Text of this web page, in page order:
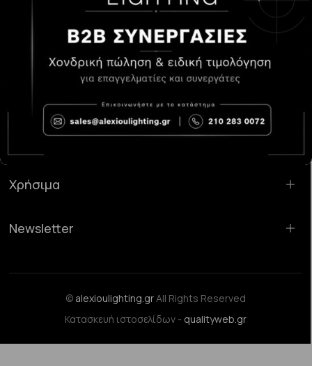
Κατάστημα Χαλάνδρι:Σαρανταπόρου 55, 15232, Χαλάνδρι
sales@alexioulighting.gr
210 283 0072
6983123181
Χρήσιμα
Newsletter
© alexioulighting.grAll Rights Reserved
Κατασκευή ιστοσελίδων - qualityweb.gr